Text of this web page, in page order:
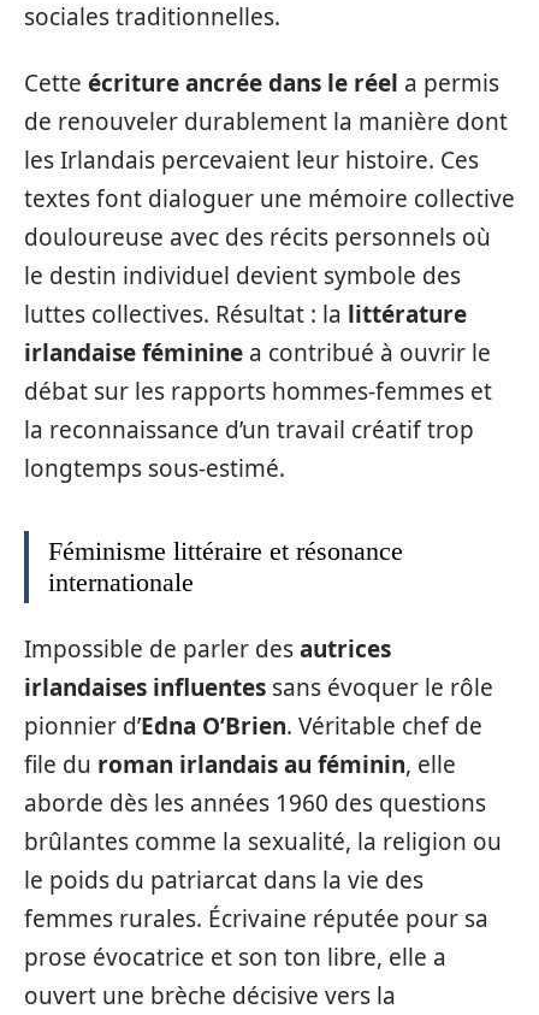
sociales traditionnelles.
Cette écriture ancrée dans le réel a permis
de renouveler durablement la manière dont
les Irlandais percevaient leur histoire. Ces
textes font dialoguer une mémoire collective
douloureuse avec des récits personnels où
le destin individuel devient symbole des
luttes collectives. Résultat : la littérature
irlandaise féminine a contribué à ouvrir le
débat sur les rapports hommes-femmes et
la reconnaissance d’un travail créatif trop
longtemps sous-estimé.
Féminisme littéraire et résonance
internationale
Impossible de parler desautrices
irlandaises influentes sans évoquer le rôle
pionnier d’Edna O’Brien. Véritable chef de
file du roman irlandais au féminin, elle
aborde dès les années 1960 des questions
brûlantes comme la sexualité, la religion ou
le poids du patriarcat dans la vie des
femmes rurales. Écrivaine réputée pour sa
prose évocatrice et son ton libre, elle a
ouvert une brèche décisive vers la